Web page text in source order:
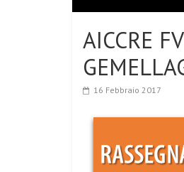
AICCRE
16 Febbraio 2017